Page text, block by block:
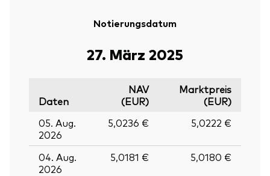
Notierungsdatum
27. März 2025
Daten
NAV
(EUR)
Marktpreis
(EUR)
05. Aug.
2026
5,0236 € 5,0222 €
04. Aug.
2026
5,0181 € 5,0180 €